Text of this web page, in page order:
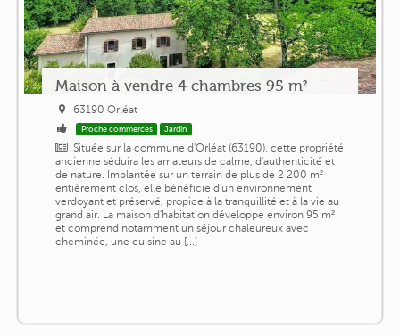
Maison à vendre 4 chambres 95 m²
63190 Orléat
Proche commerces Jardin
Située sur la commune d'Orléat (63190), cette propriété
ancienne séduira les amateurs de calme, d'authenticité et
de nature. Implantée sur un terrain de plus de 2 200 m²
entièrement clos, elle bénéficie d'un environnement
verdoyant et préservé, propice à la tranquillité et à la vie au
grand air. La maison d'habitation développe environ 95 m²
et comprend notamment un séjour chaleureux avec
cheminée, une cuisine au [...]